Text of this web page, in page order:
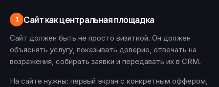
1 Сайт как центральная площадка
Сайт должен быть не просто визиткой. Он должен
объяснять услугу, показывать доверие, отвечать на
возражения, собирать заявки и передавать их в CRM.
На сайте нужны: первый экран с конкретным оффером,